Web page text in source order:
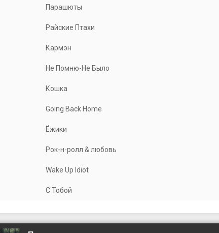
Парашюты
Райские Птахи
Кармэн
Не Помню-Не Было
Кошка
Going Back Home
Ёжики
Рок-н-ролл & любовь
Wake Up Idiot
С Тобой